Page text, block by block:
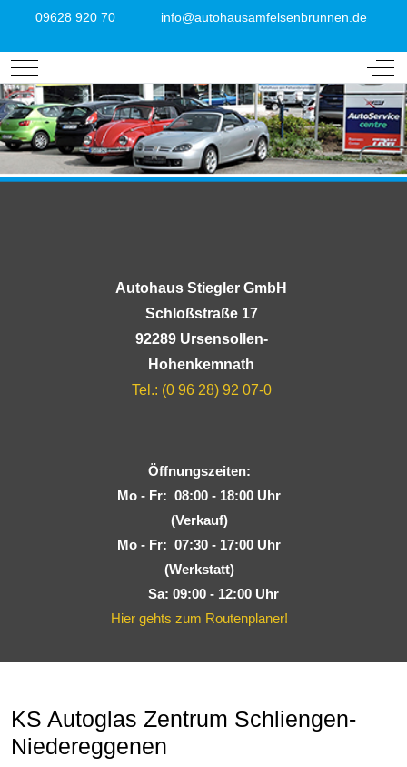
09628 920 70 info@autohausamfelsenbrunnen.de
Mobile Menu Toggle Off-
Autohaus Stiegler GmbH
Schloßstraße 17
92289 Ursensollen-
Hohenkemnath
Tel.: (0 96 28) 92 07-0
Öffnungszeiten:
Mo - Fr: 08:00 - 18:00 Uhr
(Verkauf)
Mo - Fr: 07:30 - 17:00 Uhr
(Werkstatt)
Sa: 09:00 - 12:00 Uhr
Hier gehts zum Routenplaner!
KS Autoglas Zentrum Schliengen-
Niedereggenen